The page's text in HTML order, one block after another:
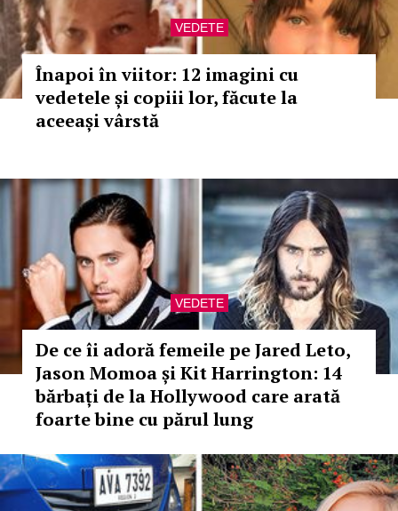
VEDETE
Înapoi în viitor: 12 imagini cu
vedetele și copiii lor, făcute la
aceeași vârstă
VEDETE
De ce îi adoră femeile pe Jared Leto,
Jason Momoa și Kit Harrington: 14
bărbați de la Hollywood care arată
foarte bine cu părul lung